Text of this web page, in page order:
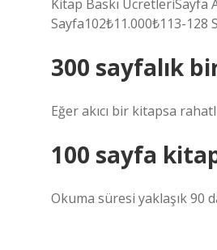
Kitap Baskı ÜcretleriSayfa
Sayfa102₺11.000₺113-128
300 sayfalık
Eğer akıcı bir kitapsa
100 sayfa
Okuma süresi yaklaşık 90